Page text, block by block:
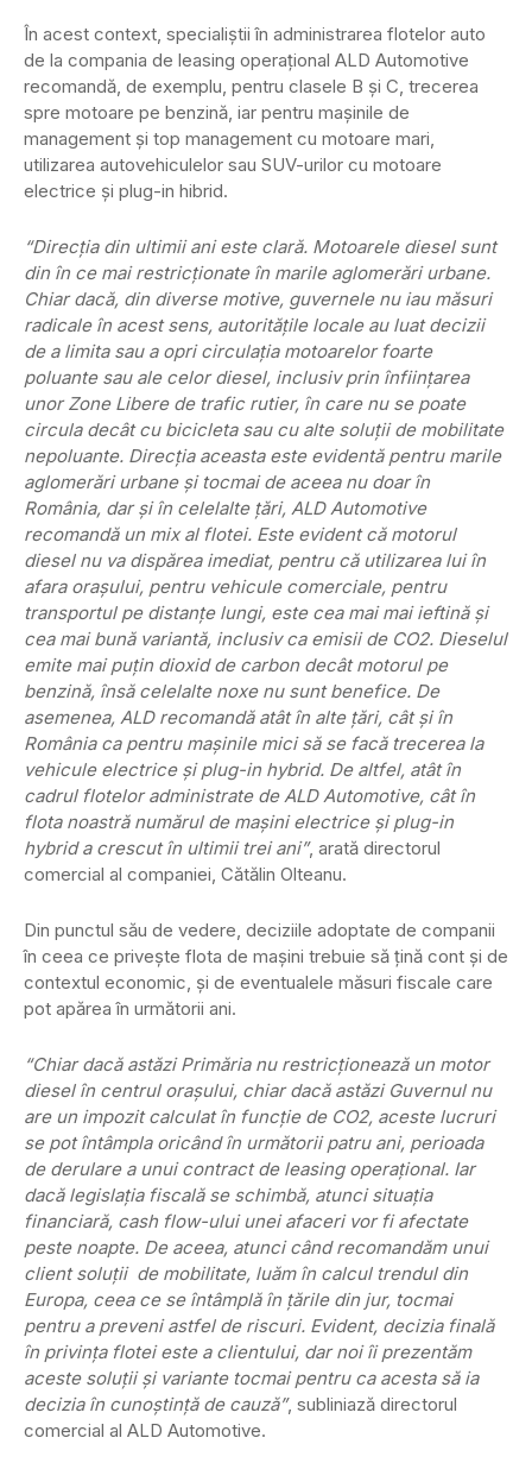
În acest context, specialiştii în administrarea flotelor auto
de la compania de leasing operaţional ALD Automotive
recomandă, de exemplu, pentru clasele B şi C, trecerea
spre motoare pe benzină, iar pentru maşinile de
management şi top management cu motoare mari,
utilizarea autovehiculelor sau SUV-urilor cu motoare
electrice şi plug-in hibrid.
“Direcţia din ultimii ani este clară. Motoarele diesel sunt
din în ce mai restricţionate în marile aglomerări urbane.
Chiar dacă, din diverse motive, guvernele nu iau măsuri
radicale în acest sens, autorităţile locale au luat decizii
de a limita sau a opri circulaţia motoarelor foarte
poluante sau ale celor diesel, inclusiv prin înfiinţarea
unor Zone Libere de trafic rutier, în care nu se poate
circula decât cu bicicleta sau cu alte soluţii de mobilitate
nepoluante. Direcţia aceasta este evidentă pentru marile
aglomerări urbane şi tocmai de aceea nu doar în
România, dar şi în celelalte ţări, ALD Automotive
recomandă un mix al flotei. Este evident că motorul
diesel nu va dispărea imediat, pentru că utilizarea lui în
afara oraşului, pentru vehicule comerciale, pentru
transportul pe distanţe lungi, este cea mai mai ieftină şi
cea mai bună variantă, inclusiv ca emisii de CO2. Dieselul
emite mai puţin dioxid de carbon decât motorul pe
benzină, însă celelalte noxe nu sunt benefice. De
asemenea, ALD recomandă atât în alte ţări, cât şi în
România ca pentru maşinile mici să se facă trecerea la
vehicule electrice şi plug-in hybrid. De altfel, atât în
cadrul flotelor administrate de ALD Automotive, cât în
flota noastră numărul de maşini electrice şi plug-in
hybrid a crescut în ultimii trei ani”, arată directorul
comercial al companiei, Cătălin Olteanu.
Din punctul său de vedere, deciziile adoptate de companii
în ceea ce priveşte flota de maşini trebuie să ţină cont şi de
contextul economic, şi de eventualele măsuri fiscale care
pot apărea în următorii ani.
“Chiar dacă astăzi Primăria nu restricţionează un motor
diesel în centrul oraşului, chiar dacă astăzi Guvernul nu
are un impozit calculat în funcţie de CO2, aceste lucruri
se pot întâmpla oricând în următorii patru ani, perioada
de derulare a unui contract de leasing operaţional. Iar
dacă legislaţia fiscală se schimbă, atunci situaţia
financiară, cash flow-ului unei afaceri vor fi afectate
peste noapte. De aceea, atunci când recomandăm unui
client soluţii de mobilitate, luăm în calcul trendul din
Europa, ceea ce se întâmplă în ţările din jur, tocmai
pentru a preveni astfel de riscuri. Evident, decizia finală
în privinţa flotei este a clientului, dar noi îi prezentăm
aceste soluţii şi variante tocmai pentru ca acesta să ia
decizia în cunoştinţă de cauză”, subliniază directorul
comercial al ALD Automotive.